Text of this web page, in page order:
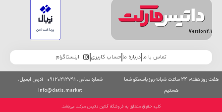
Version 2.1
تماس با ما درباره ما حساب کاربری اینستاگرام
هفت روز هفته، 24 ساعت شبانه روز پاسخگو شما
هستیم
شماره تماس: 09120212791 آدرس ایمیل:
info@datis.market
کلیه حقوق متعلق به فروشگاه آنلاین داتیس مارکت می‌باشد.